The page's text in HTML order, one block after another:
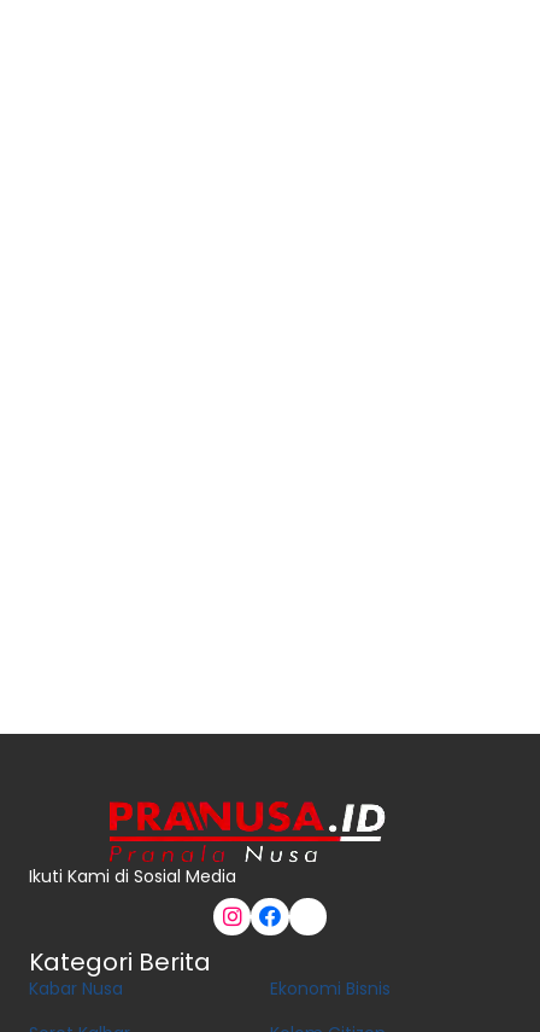
Ikuti Kami di Sosial Media
Kategori Berita
Kabar Nusa
Ekonomi Bisnis